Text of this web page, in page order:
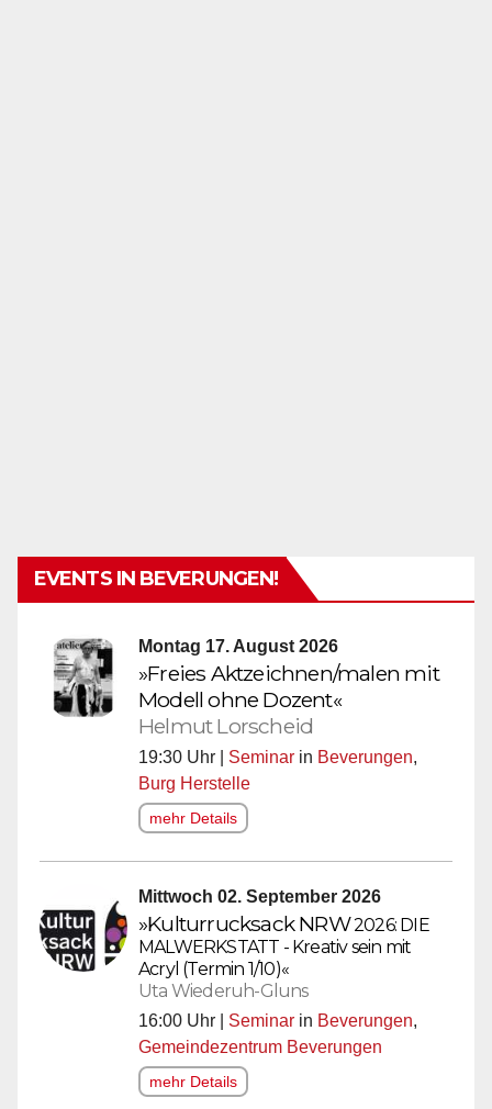
EVENTS IN BEVERUNGEN!
Montag 17. August 2026
»Freies Aktzeichnen/malen mit
Modell ohne Dozent«
Helmut Lorscheid
19:30 Uhr | Seminar in Beverungen,
Burg Herstelle
mehr Details
Mittwoch 02. September 2026
»KulturrucksackNRW2026: DIE
MALWERKSTATT - Kreativ sein mit
Acryl (Termin 1/10)«
Uta Wiederuh-Gluns
16:00 Uhr | Seminar in Beverungen,
Gemeindezentrum Beverungen
mehr Details